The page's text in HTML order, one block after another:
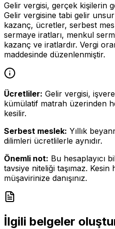
Gelir vergisi, gerçek kişilerin
Gelir vergisine tabi gelir
kazanç, ücretler, serbest
sermaye iratları, menkul
kazanç ve iratlardır. Vergi
maddesinde düzenlenmiştir.
Ücretliler: Gelir vergisi,
kümülatif matrah üzerinden
kesilir.
Serbest meslek: Yıllık
dilimleri ücretlilerle aynıdır.
Önemli not: Bu hesaplayıcı
tavsiye niteliği taşımaz. Kesin
müşavirinize danışınız.
İlgili belgeler